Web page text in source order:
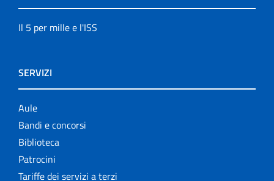
Il 5 per mille e l'ISS
SERVIZI
Aule
Bandi e concorsi
Biblioteca
Patrocini
Tariffe dei servizi a terzi